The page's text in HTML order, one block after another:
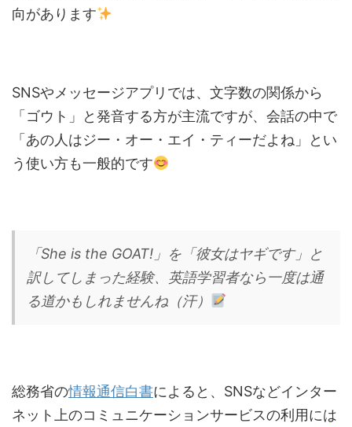
向があります
SNSやメッセージアプリでは、文字数の関係から
「ゴウト」と発音する方が主流ですが、会話の中で
「あの人はジー・オー・エイ・ティーだよね」とい
う使い方も一般的です
「She is the GOAT!」を「彼女はヤギです」と
訳してしまった経験、英語学習者なら一度は通
る道かもしれませんね（汗）
総務省の情報通信白書によると、SNSなどインター
ネット上のコミュニケーションサービスの利用には